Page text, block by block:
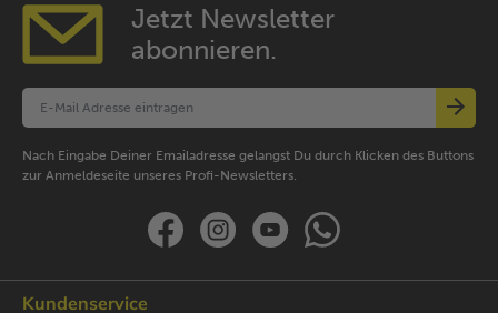
Jetzt Newsletter
abonnieren.
Nach Eingabe Deiner Emailadresse gelangst Du durch Klicken des Buttons
zur Anmeldeseite unseres Profi-Newsletters.
Kundenservice